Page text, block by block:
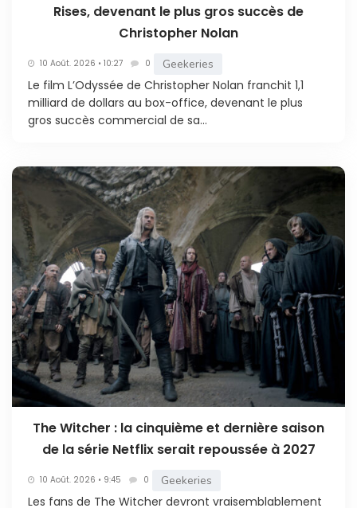
Rises, devenant le plus gros succès de
Christopher Nolan
10 Août. 2026 • 10:27 0 Geekeries
Le film L’Odyssée de Christopher Nolan franchit 1,1
milliard de dollars au box-office, devenant le plus
gros succès commercial de sa...
The Witcher : la cinquième et dernière saison
de la série Netflix serait repoussée à 2027
10 Août. 2026 • 9:45 0 Geekeries
Les fans de The Witcher devront vraisemblablement